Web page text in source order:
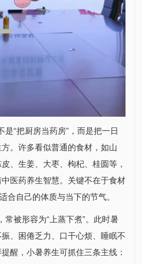
是“把厨房当药房”，而是把一日
。许多看似普通的食材，如山
、生姜、大枣、枸杞、桂圆等，
医药养生智慧。关键不在于食材
合自己的体质与当下的节气。
被形容为“上蒸下煮”。此时暑
、困倦乏力、口干心烦、睡眠不
提醒，小暑养生可抓住三条主线：